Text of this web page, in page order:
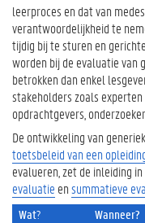
t
i
e
s
:
w
a
t
b
e
t
e
leerproces en dat van
verantwoordelijkheid te
tijdig bij te sturen en
worden bij de evaluatie van
betrokken dan enkel
stakeholders zoals
opdrachtgevers,
De ontwikkeling van
toetsbeleid van een
evalueren, zet de inleiding
evaluatie ensummatieve
Wat? Wanneer?